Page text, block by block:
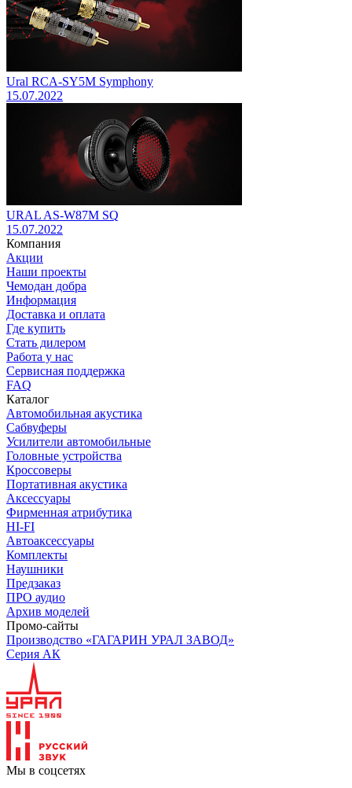
Ural RCA-SY5M Symphony
15.07.2022
URAL AS-W87M SQ
15.07.2022
Компания
Акции
Наши проекты
Чемодан добра
Информация
Доставка и оплата
Где купить
Стать дилером
Работа у нас
Сервисная поддержка
FAQ
Каталог
Автомобильная акустика
Сабвуферы
Усилители автомобильные
Головные устройства
Кроссоверы
Портативная акустика
Аксессуары
Фирменная атрибутика
HI-FI
Автоаксессуары
Комплекты
Наушники
Предзаказ
ПРО аудио
Архив моделей
Промо-сайты
Производство «ГАГАРИН УРАЛ ЗАВОД»
Серия АК
Мы в соцсетях